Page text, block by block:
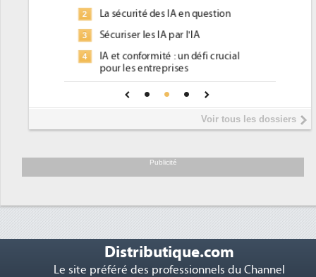
2
DEE, une pression administrative
place pour répondre à...
Phocea DC dans les cordes pour la
DEE
Interview de Fabrice Coquio,
président de Digital Realty...
soutient les...
Voir tous les dossiers
Publicité
Distributique.com
Le site préféré des professionnels du Channel